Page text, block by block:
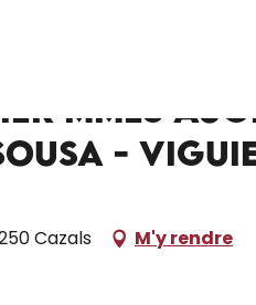
Mmes
-
Cazals M'y rendre